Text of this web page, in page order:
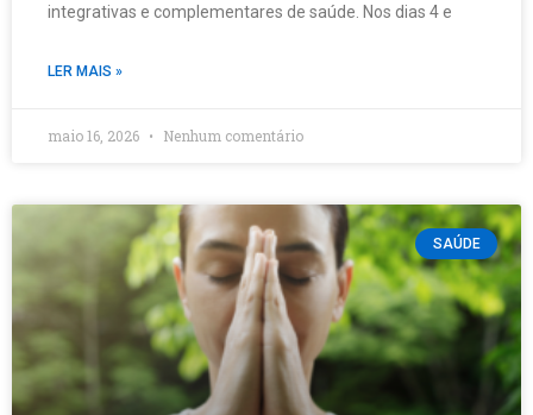
integrativas e complementares de saúde. Nos dias 4 e
LER MAIS »
maio 16, 2026 Nenhum comentário
SAÚDE